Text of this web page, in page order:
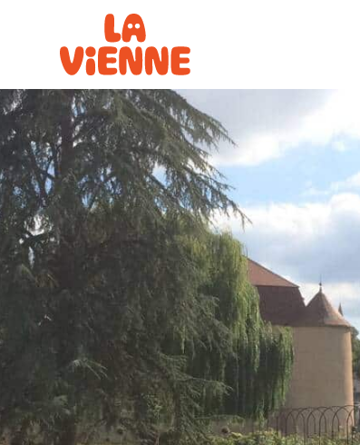
Panneau de gestion des cookies